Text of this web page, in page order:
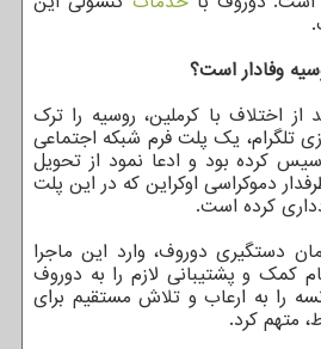
وفادار است؟
در سال ۲۰۱۴ بعد از اختلاف با کرملین، روسیه را ترک
تلگرام، یک پلت فرم شبکه اجتماعی
کرده بود و ادعا نمود از تحویل
دموکراسی اوکراین که در این پلت
کرده است.
دستگیری دوروف، وارد این ماجرا
کمک و پشتیبانی لازم را به دوروف
را به ارعاب و تلاش مستقیم برای
متهم کرد.